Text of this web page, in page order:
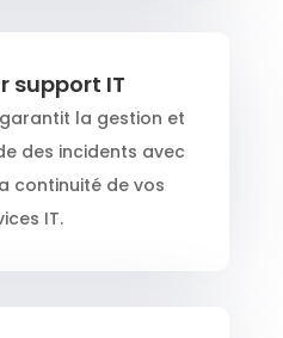
support IT
la gestion et
des incidents avec
continuité de vos
IT.